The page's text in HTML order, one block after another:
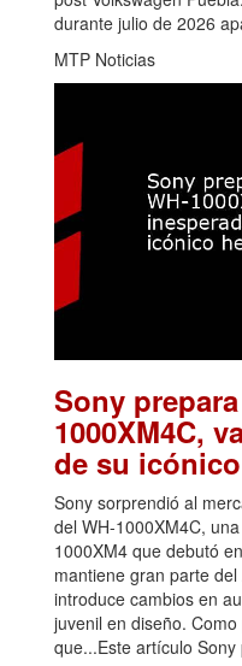
durante julio de 2026
MTP Noticias
Sony
1000XM4C,
de su
Sony sorprendió al
del WH-1000XM4C,
1000XM4 que debutó
mantiene gran parte
introduce cambios en
juvenil en diseño.
que...Este artículo Sony